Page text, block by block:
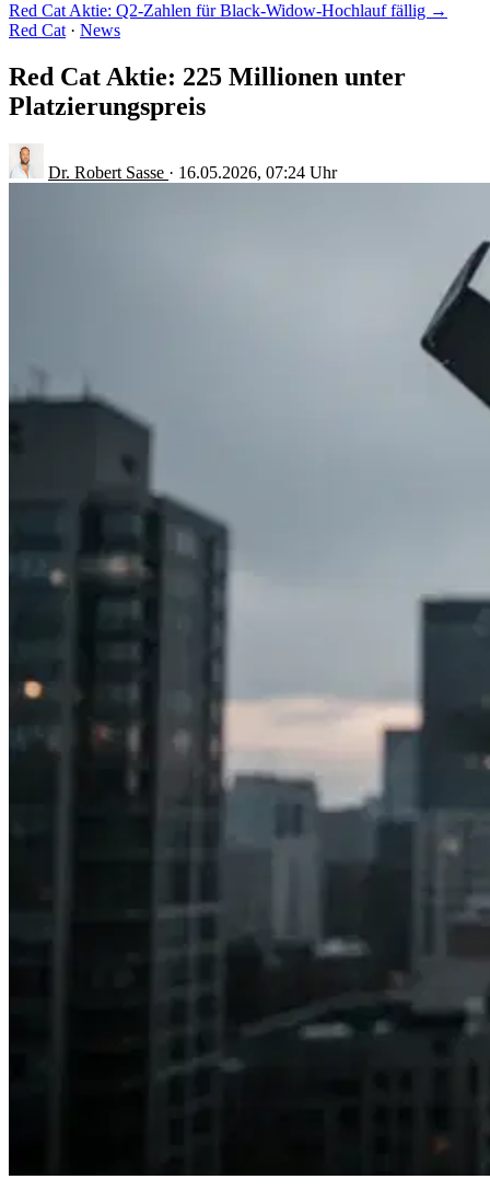
Red Cat Aktie: Q2-Zahlen für Black-Widow-Hochlauf fällig →
Red Cat · News
Red Cat Aktie: 225 Millionen unter
Platzierungspreis
Dr. Robert Sasse · 16.05.2026, 07:24 Uhr